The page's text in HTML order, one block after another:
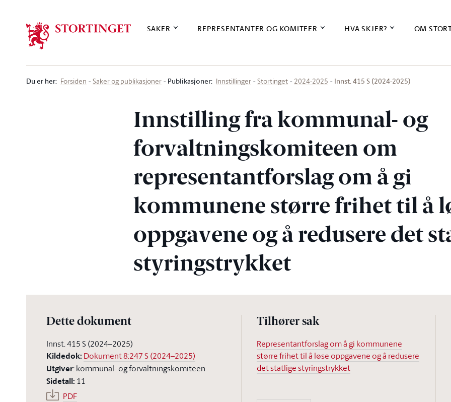
SAKER REPRESENTANTER OG KOMITEER HVA SKJER? OM
Du er her: Forsiden Saker og publikasjoner Publikasjoner: Innstillinger Stortinget 2024-2025 Innst. 415 S (2024-2025)
Innstilling fra kommunal- og
forvaltningskomiteen om
representantforslag om å gi
kommunene større frihet til å
oppgavene og å redusere det
styringstrykket
Dette dokument
Innst. 415 S (2024–2025)
Kildedok: Dokument 8:247 S (2024–2025)
Utgiver:kommunal- og forvaltningskomiteen
Sidetall: 11
PDF
Tilhører sak
Representantforslag om å gi kommunene
større frihet til å løse oppgavene og å redusere
det statlige styringstrykket